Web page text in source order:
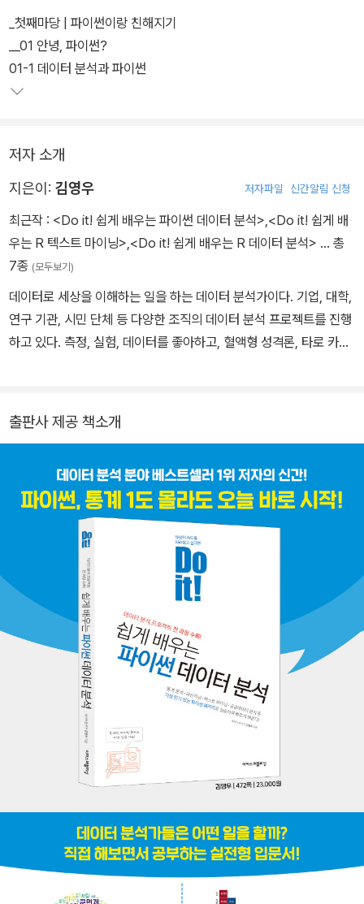
데이터 분석에 필요한 파이썬 문법은 이 책에 나온 것만 보면 된다. 이
책은 데이터 정제, 가공, 분석부터 그래프 그리기까지 실제 현업에서
데이터 분석 프로젝트를 할 때와 같은 모든 과정을 직접 해볼 수 있다.
쉬운 예제부터 차근차근 실습하다 보면 문과생도 파이썬 코드에 익숙
_첫째마당 | 파이썬이랑 친해지기
__01 안녕, 파이썬?
01-1 데이터 분석과 파이썬
저자 소개
지은이: 김영우 저자파일 신간알림 신청
최근작 : <Do it! 쉽게 배우는 파이썬 데이터 분석> <Do it! 쉽게 배
우는 R 텍스트 마이닝> <Do it! 쉽게 배우는 R 데이터 분석> … 총
7종 (모두보기)
데이터로 세상을 이해하는 일을 하는 데이터 분석가이다. 기업, 대학,
연구 기관, 시민 단체 등 다양한 조직의 데이터 분석 프로젝트를 진행
하고 있다. 측정, 실험, 데이터를 좋아하고, 혈액형 성격론, 타로 카드,
며, SKT, KT, 삼성금융연수원, LG인화원, 멀티캠퍼스, 패스트캠퍼
를 전하는 유튜브 채널 ‘데이터홀릭’을 운영하고 있다. 레어템을 좋아
하는 여인에게 수집돼 함께 살고 있으며, 가장 효율적으로 아무것도
안 하는 고양이 두 마리를 모시고 있다.
출판사 제공 책소개